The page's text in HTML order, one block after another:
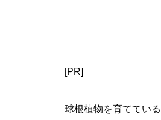
[PR]
球根植物を育ててい